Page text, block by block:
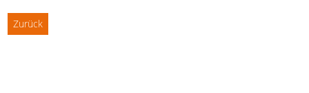
Zurück